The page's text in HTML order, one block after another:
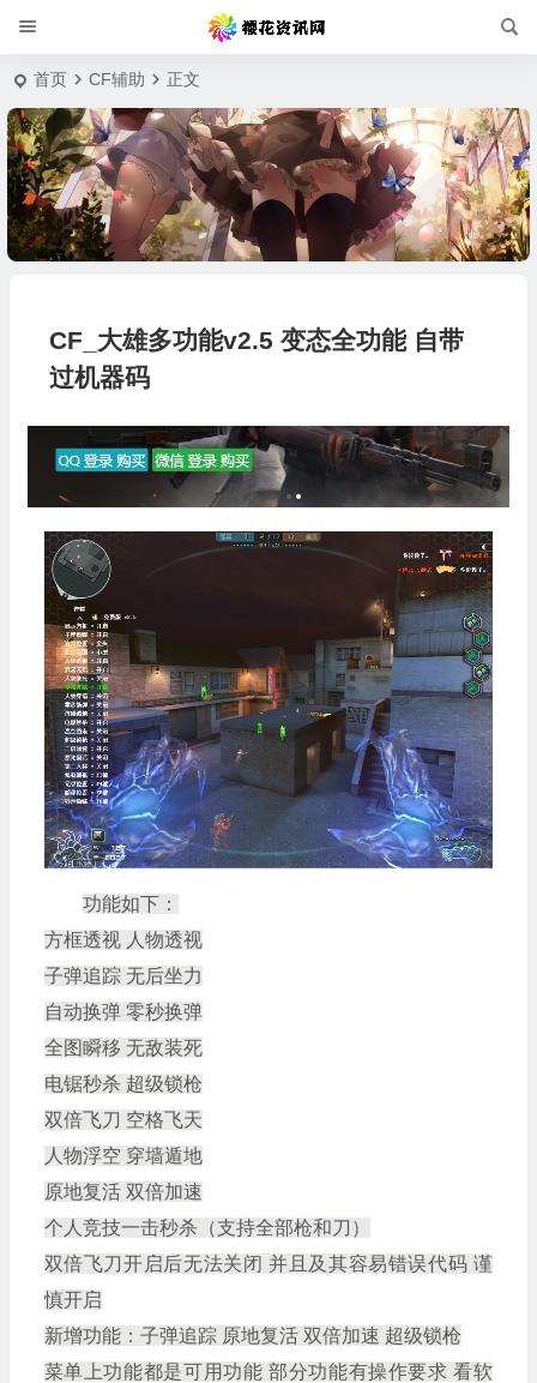
首页 CF辅助 正文
CF_大雄多功能v2.5 变态全功能 自带
过机器码
功能如下：
方框透视 人物透视
子弹追踪 无后坐力
自动换弹 零秒换弹
全图瞬移 无敌装死
电锯秒杀 超级锁枪
双倍飞刀 空格飞天
人物浮空 穿墙遁地
原地复活 双倍加速
个人竞技一击秒杀（支持全部枪和刀）
双倍飞刀开启后无法关闭 并且及其容易错误代码 谨
慎开启
新增功能：子弹追踪 原地复活 双倍加速 超级锁枪
菜单上功能都是可用功能 部分功能有操作要求 看软